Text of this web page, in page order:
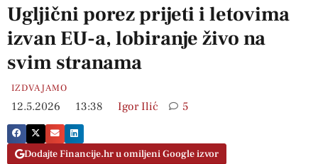
Ugljični porez prijeti i letovima
izvan EU-a, lobiranje živo na
svim stranama
IZDVAJAMO
12.5.2026 13:38 Igor Ilić 5
Dodajte Financije.hr u omiljeni Google izvor